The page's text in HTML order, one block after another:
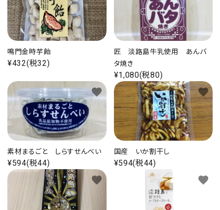
淡路産牛商品
海の幸
お菓子類
一品、調味料
玉ちゃん・雑貨
INFORMATIOM
会社概要
お支払い・配送
よくある質問
鳴門金時芋飴
¥432(税32)
匠 淡路島牛乳使用 あんバ
タ焼き
¥1,080(税80)
素材まるごと しらすせんべい
¥594(税44)
favorite
国産 いか割干し
¥594(税44)
favorite
favorite favorite